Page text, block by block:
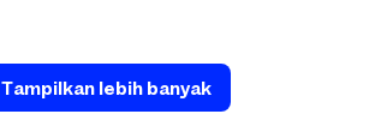
Tampilkan lebih banyak